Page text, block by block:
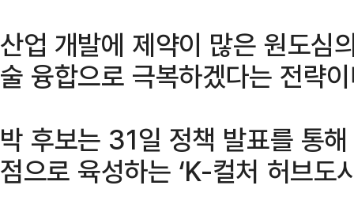
산업 개발에 제약이 많은 원도심
술 융합으로 극복하겠다는 전략
박 후보는 31일 정책 발표를 통
점으로 육성하는 ‘K-컬처 허브도